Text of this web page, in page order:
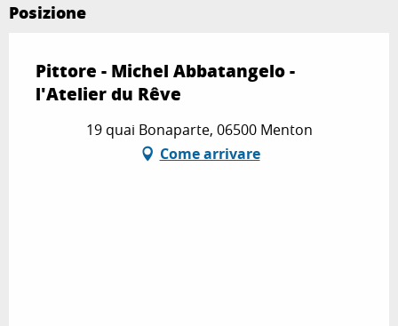
Posizione
Pittore - Michel Abbatangelo -
l'Atelier du Rêve
19 quai Bonaparte, 06500 Menton
Come arrivare